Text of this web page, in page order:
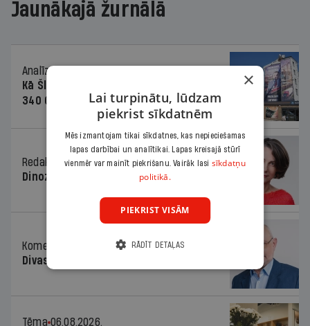
Jaunākajā žurnālā
Analīze
Kā Šlesera partija palika nesodīta par
340 000 vērtu reklāmas kampaņu
Redaktores sleja 06.08.2026.
Dinozaura triks
Komentārs
06.08.2026.
Divas koalīcijas
Tēma 06.08.2026.
×
Lai turpinātu, lūdzam
piekrist sīkdatnēm
Mēs izmantojam tikai sīkdatnes, kas nepieciešamas
lapas darbībai un analītikai. Lapas kreisajā stūrī
vienmēr var mainīt piekrišanu. Vairāk lasi sīkdatņu
politikā.
PIEKRIST VISĀM
RĀDĪT DETAĻAS